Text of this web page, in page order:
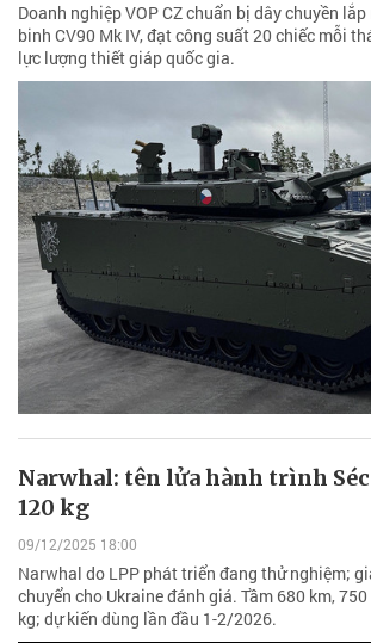
Doanh nghiệp VOP CZ chuẩn bị dây chuyền
binh CV90 Mk IV, đạt công suất 20 chiếc mỗi
lực lượng thiết giáp quốc gia.
Narwhal: tên lửa hành trình
120 kg
09/12/2025 18:00
Narwhal do LPP phát triển đang thử nghiệm;
chuyển cho Ukraine đánh giá. Tầm 680 km,
kg; dự kiến dùng lần đầu 1-2/2026.